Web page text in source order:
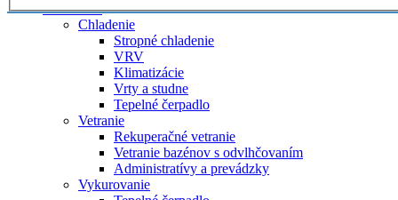
Čo robíme
Chladenie
Stropné chladenie
VRV
Klimatizácie
Vrty a studne
Tepelné čerpadlo
Vetranie
Rekuperačné vetranie
Vetranie bazénov s odvlhčovaním
Administratívy a prevádzky
Vykurovanie